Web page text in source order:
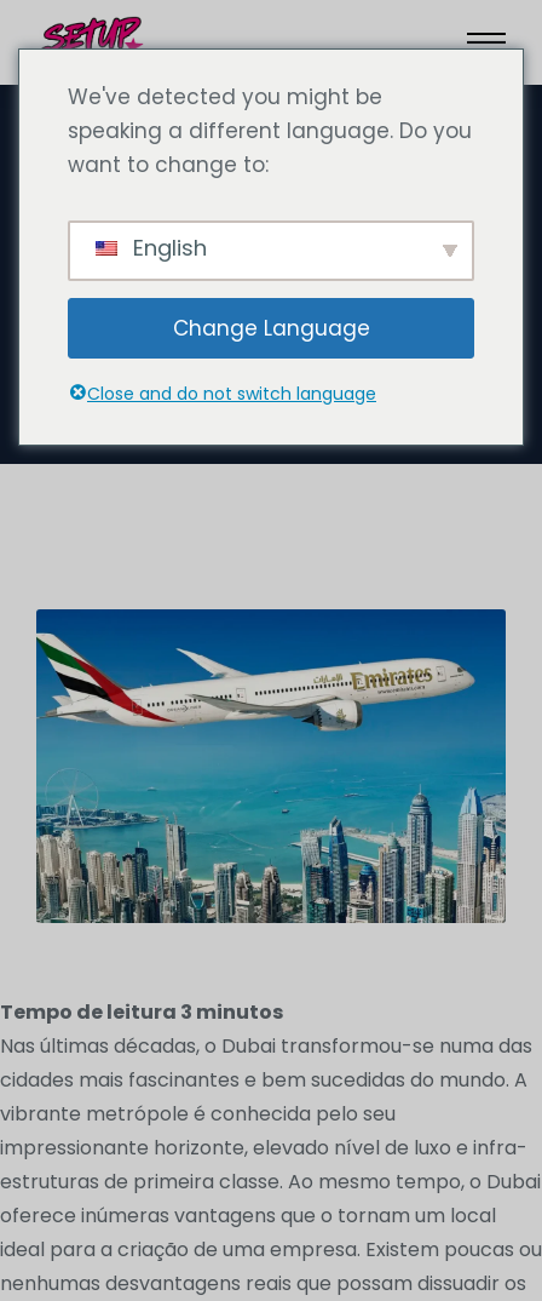
23 de setembro de 2024
As vantagens do Dubai:
porque é que quase não
existem desvantagens e
porque é que se deve criar
uma empresa no Dubai
Tempo de leitura 3 minutos
Nas últimas décadas, o Dubai transformou-se numa das
cidades mais fascinantes e bem sucedidas do mundo. A
vibrante metrópole é conhecida pelo seu
impressionante horizonte, elevado nível de luxo e infra-
estruturas de primeira classe. Ao mesmo tempo, o Dubai
oferece inúmeras vantagens que o tornam um local
ideal para a criação de uma empresa. Existem poucas ou
nenhumas desvantagens reais que possam dissuadir os
We've detected you might be
speaking a different language. Do you
want to change to:
English
Change Language
Close and do not switch language